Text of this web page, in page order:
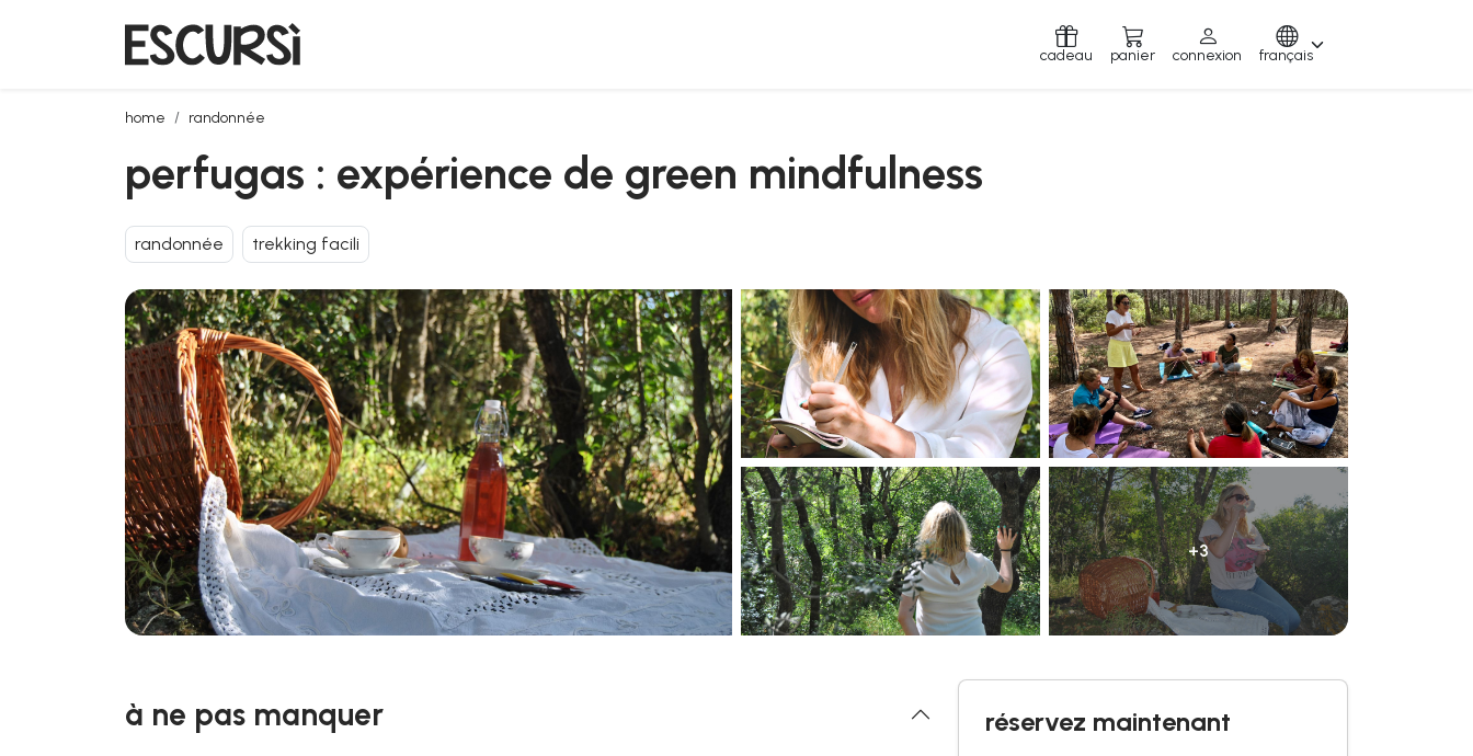
cadeau panier connexion français
home randonnée
perfugas : expérience de green mindfulness
perfugas : expérience de green mindfulness
randonnée trekking facili
+3
à ne pas manquer réservez maintenant